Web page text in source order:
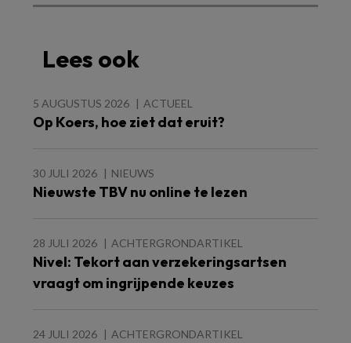
Lees ook
5 AUGUSTUS 2026 ACTUEEL
Op Koers, hoe ziet dat eruit?
30 JULI 2026 NIEUWS
Nieuwste TBV nu online te lezen
28 JULI 2026 ACHTERGRONDARTIKEL
Nivel: Tekort aan verzekeringsartsen
vraagt om ingrijpende keuzes
24 JULI 2026 ACHTERGRONDARTIKEL